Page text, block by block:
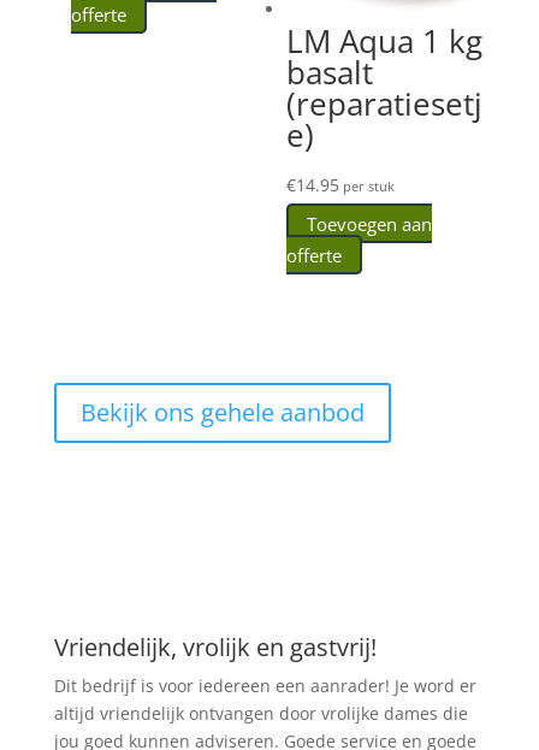
offerte
LM Aqua 1 kg
basalt
(reparatiesetj
e)
€14.95per stuk
Toevoegen aan
offerte
Bekijk ons gehele aanbod
Vriendelijk, vrolijk en gastvrij!
Dit bedrijf is voor iedereen een aanrader! Je word er
altijd vriendelijk ontvangen door vrolijke dames die
jou goed kunnen adviseren. Goede service en goede